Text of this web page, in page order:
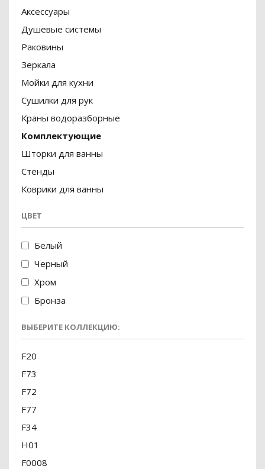
Аксессуары
Душевые системы
Раковины
Зеркала
Мойки для кухни
Сушилки для рук
Краны водоразборные
Комплектующие
Шторки для ванны
Стенды
Коврики для ванны
ЦВЕТ
Белый
Черный
Хром
Бронза
ВЫБЕРИТЕ КОЛЛЕКЦИЮ:
F20
F73
F72
F77
F34
H01
F0008